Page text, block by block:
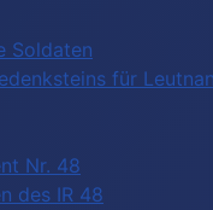
Soldaten
für
Nr. 48
des IR 48